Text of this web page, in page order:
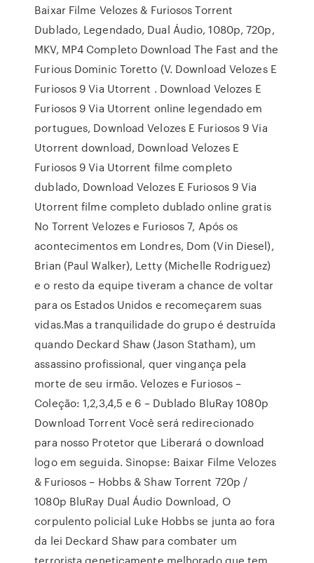
Baixar Filme Velozes & Furiosos Torrent
Dublado, Legendado, Dual Áudio, 1080p, 720p,
MKV, MP4 Completo Download The Fast and the
Furious Dominic Toretto (V. Download Velozes E
Furiosos 9 Via Utorrent . Download Velozes E
Furiosos 9 Via Utorrent online legendado em
portugues, Download Velozes E Furiosos 9 Via
Utorrent download, Download Velozes E
Furiosos 9 Via Utorrent filme completo
dublado, Download Velozes E Furiosos 9 Via
Utorrent filme completo dublado online gratis
No Torrent Velozes e Furiosos 7, Após os
acontecimentos em Londres, Dom (Vin Diesel),
Brian (Paul Walker), Letty (Michelle Rodriguez)
e o resto da equipe tiveram a chance de voltar
para os Estados Unidos e recomeçarem suas
vidas.Mas a tranquilidade do grupo é destruída
quando Deckard Shaw (Jason Statham), um
assassino profissional, quer vingança pela
morte de seu irmão. Velozes e Furiosos –
Coleção: 1,2,3,4,5 e 6 – Dublado BluRay 1080p
Download Torrent Você será redirecionado
para nosso Protetor que Liberará o download
logo em seguida. Sinopse: Baixar Filme Velozes
& Furiosos – Hobbs & Shaw Torrent 720p /
1080p BluRay Dual Áudio Download, O
corpulento policial Luke Hobbs se junta ao fora
da lei Deckard Shaw para combater um
terrorista geneticamente melhorado que tem